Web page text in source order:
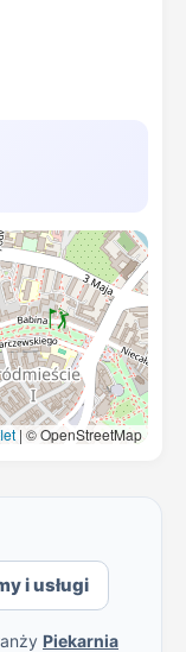
| © OpenStreetMap
i usługi
Piekarnia